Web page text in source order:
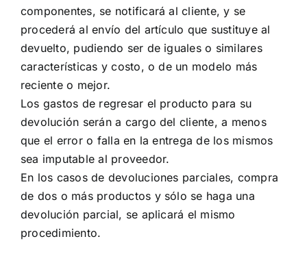
componentes, se notificará al cliente, y se
procederá al envío del artículo que sustituye al
devuelto, pudiendo ser de iguales o similares
características y costo, o de un modelo más
reciente o mejor.
Los gastos de regresar el producto para su
devolución serán a cargo del cliente, a menos
que el error o falla en la entrega de los mismos
sea imputable al proveedor.
En los casos de devoluciones parciales, compra
de dos o más productos y sólo se haga una
devolución parcial, se aplicará el mismo
procedimiento.